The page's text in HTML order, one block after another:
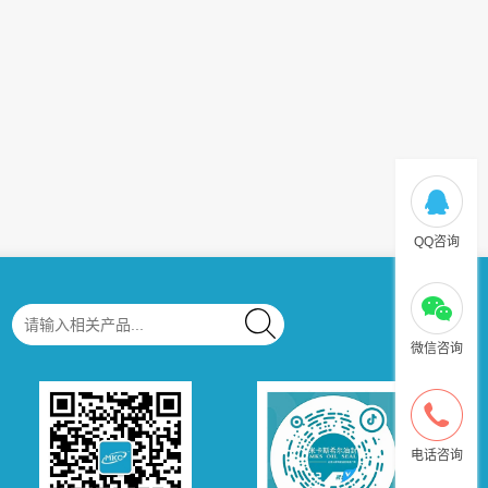
QQ咨询
微信咨询
电话咨询